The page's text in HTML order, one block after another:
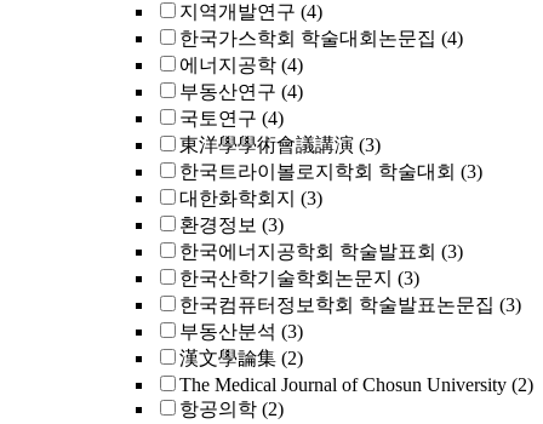
지역개발연구 (4)
한국가스학회 학술대회논문집 (4)
에너지공학 (4)
부동산연구 (4)
국토연구 (4)
東洋學學術會議講演 (3)
한국트라이볼로지학회 학술대회 (3)
대한화학회지 (3)
환경정보 (3)
한국에너지공학회 학술발표회 (3)
한국산학기술학회논문지 (3)
한국컴퓨터정보학회 학술발표논문집 (3)
부동산분석 (3)
漢文學論集 (2)
The Medical Journal of Chosun University (2)
항공의학 (2)